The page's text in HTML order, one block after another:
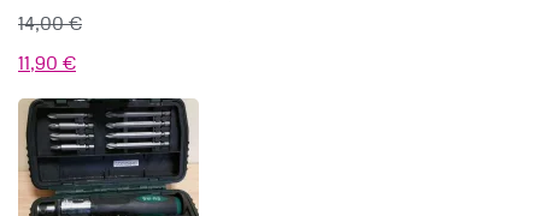
14,00€
Algne
hind
oli:
14,00 €.
11,90 €Praegune
hind
on:
11,90 €.